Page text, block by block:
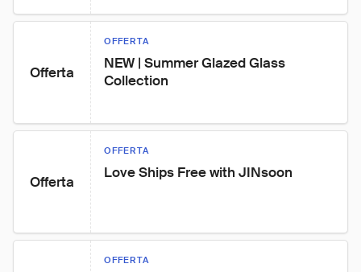
Offerta
OFFERTA
NEW | Summer Glazed Glass
Collection
Offerta
OFFERTA
Love Ships Free with JINsoon
OFFERTA